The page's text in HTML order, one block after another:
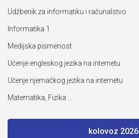
Udžbenik za informatiku i računalstvo
Informatika 1
Medijska pismenost
Učenje engleskog jezika na internetu
Učenje njemačkog jezika na internetu
Matematika, Fizika …
kolovoz 2026